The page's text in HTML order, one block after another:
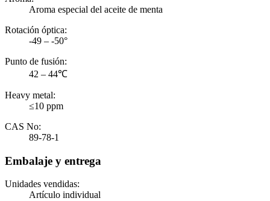
Aroma especial del aceite de menta
Rotación óptica:
-49 – -50°
Punto de fusión:
42 – 44℃
Heavy metal:
≤10 ppm
CAS No:
89-78-1
Embalaje y entrega
Unidades vendidas:
Artículo individual